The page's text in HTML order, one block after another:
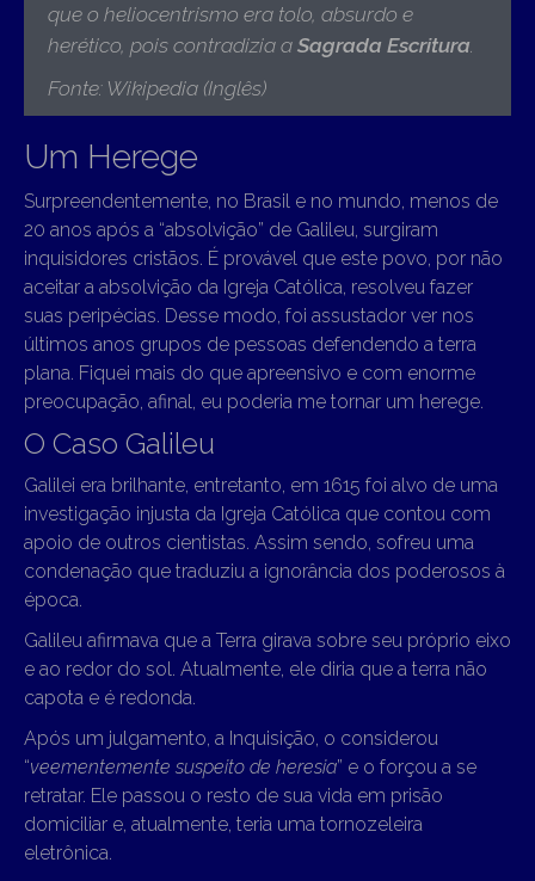
que o heliocentrismo era tolo, absurdo e
herético, pois contradizia a Sagrada Escritura
Fonte: Wikipedia (Inglês)
Um Herege
Surpreendentemente, no Brasil e no mundo, menos de
20 anos após a “absolvição” de Galileu, surgiram
inquisidores cristãos. É provável que este povo, por não
aceitar a absolvição da Igreja Católica, resolveu fazer
suas peripécias. Desse modo, foi assustador ver nos
últimos anos grupos de pessoas defendendo a terra
plana. Fiquei mais do que apreensivo e com enorme
preocupação, afinal, eu poderia me tornar um herege.
O Caso Galileu
Galilei era brilhante, entretanto, em 1615 foi alvo de uma
investigação injusta da Igreja Católica que contou com
apoio de outros cientistas. Assim sendo, sofreu uma
condenação que traduziu a ignorância dos poderosos à
época.
Galileu afirmava que a Terra girava sobre seu próprio eixo
e ao redor do sol. Atualmente, ele diria que a terra não
capota e é redonda.
Após um julgamento, a Inquisição, o considerou
“veementemente suspeito de heresia” e o forçou a se
retratar. Ele passou o resto de sua vida em prisão
domiciliar e, atualmente, teria uma tornozeleira
eletrônica.